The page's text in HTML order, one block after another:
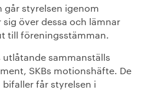
styrelsen igenom
över dessa och lämnar
till föreningsstämman.
sammanställs
SKBs motionshäfte. De
får styrelsen i